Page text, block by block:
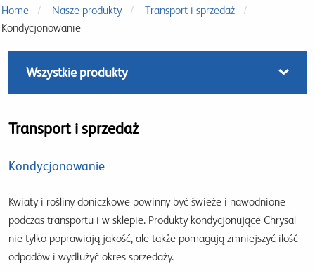
Home Nasze produkty
Transport i sprzedaż
Kondycjonowanie
Transport i sprzedaż
Kondycjonowanie
Kwiaty i rośliny doniczkowe powinny być świeże i nawodnione
podczas transportu i w sklepie. Produkty kondycjonujące Chrysal
nie tylko poprawiają jakość, ale także pomagają zmniejszyć ilość
odpadów i wydłużyć okres sprzedaży.